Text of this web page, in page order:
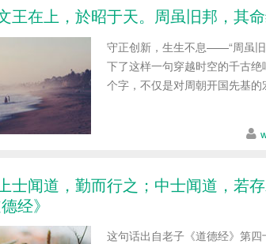
王在上，於昭于天。周虽旧邦，其命
守正创新，生生不息——“周虽旧
下了这样一句穿越时空的千古
个字，不仅是对周朝开国先基
士闻道，勤而行之；中士闻道，若
经》
这句话出自老子《道德经》第